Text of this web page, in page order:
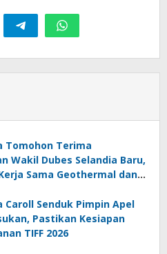
Tomohon Terima
Wakil Dubes Selandia Baru,
Sama Geothermal dan
Caroll Senduk Pimpin Apel
Pastikan Kesiapan
TIFF 2026